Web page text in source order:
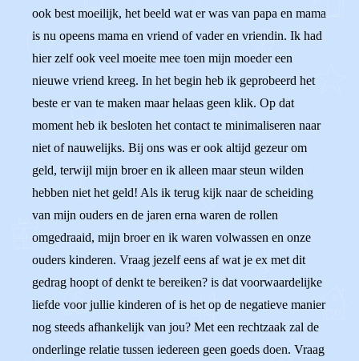
ook best moeilijk, het beeld wat er was van papa en mama
is nu opeens mama en vriend of vader en vriendin. Ik had
hier zelf ook veel moeite mee toen mijn moeder een
nieuwe vriend kreeg. In het begin heb ik geprobeerd het
beste er van te maken maar helaas geen klik. Op dat
moment heb ik besloten het contact te minimaliseren naar
niet of nauwelijks. Bij ons was er ook altijd gezeur om
geld, terwijl mijn broer en ik alleen maar steun wilden
hebben niet het geld! Als ik terug kijk naar de scheiding
van mijn ouders en de jaren erna waren de rollen
omgedraaid, mijn broer en ik waren volwassen en onze
ouders kinderen. Vraag jezelf eens af wat je ex met dit
gedrag hoopt of denkt te bereiken? is dat voorwaardelijke
liefde voor jullie kinderen of is het op de negatieve manier
nog steeds afhankelijk van jou? Met een rechtzaak zal de
onderlinge relatie tussen iedereen geen goeds doen. Vraag